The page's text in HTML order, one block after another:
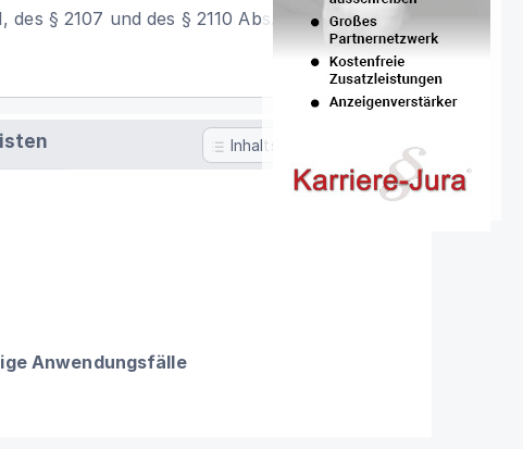
§ 2107 und des § 2110 Abs. 1
Inhaltsverzeichnis
Anwendungsfälle